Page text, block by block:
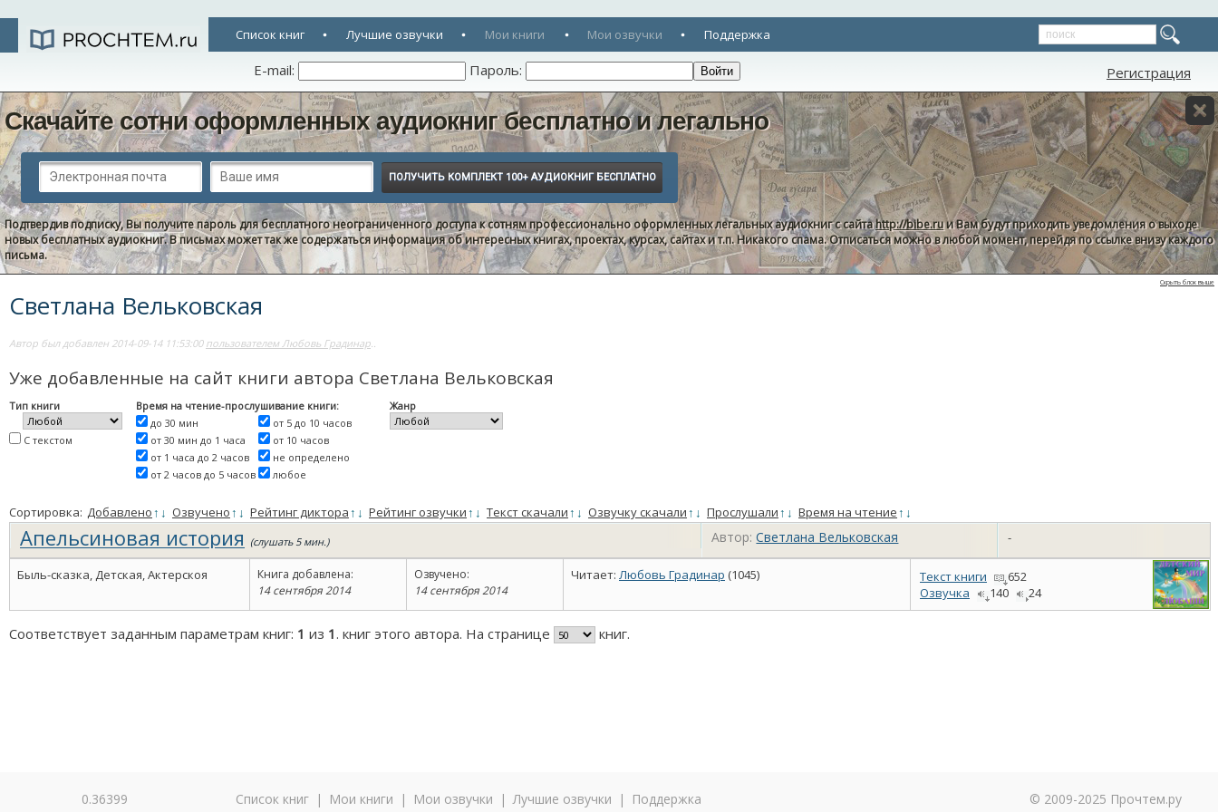
Список книг Лучшие озвучки Мои книги Мои озвучки Поддержка
E-mail: Пароль: Регистрация
Скачайте сотни оформленных аудиокниг бесплатно и легально
Подтвердив подписку, Вы получите пароль для бесплатного неограниченного доступа к сотням профессионально оформленных легальных аудиокниг с сайтаhttp://bibe.ruи Вам будут приходить уведомления о выходе
новых бесплатных аудиокниг. В письмах может так же содержаться информация об интересных книгах, проектах, курсах, сайтах и т.п. Никакого спама. Отписаться можно в любой момент, перейдя по ссылке внизу каждого
письма.
Скрыть блок выше
Светлана Вельковская
Автор был добавлен 2014-09-14 11:53:00 пользователем Любовь Градинар..
Уже добавленные на сайт книги автора Светлана Вельковская
Тип книги
С текстом
Время на чтение-прослушивание книги:
до 30 мин
от 30 мин до 1 часа
от 1 часа до 2 часов
от 2 часов до 5 часов
от 5 до 10 часов
от 10 часов
не определено
любое
Жанр
Сортировка: Добавлено↑ ↓ Озвучено↑ ↓ Рейтинг диктора↑ ↓ Рейтинг озвучки↑ ↓ Текст скачали↑ ↓ Озвучку скачали↑ ↓ Прослушали↑ ↓ Время на чтение↑ ↓
Апельсиновая история (слушать 5 мин.) Автор:Светлана Вельковская -
Быль-сказка, Детская, Актерскоя
Книга добавлена:
14 сентября 2014
Озвучено:
14 сентября 2014
Читает: Любовь Градинар (1045) Текст книги
652
Озвучка
140 24
Соответствует заданным параметрам книг: 1 из 1. книг этого автора. На странице книг.
© 2009-2025 Прочтем.ру
0.36399 Список книг | Мои книги | Мои озвучки | Лучшие озвучки | Поддержка